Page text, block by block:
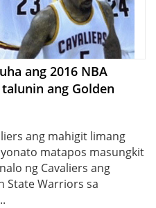
ang 2016 NBA
ang Golden
ang mahigit limang
matapos masungkit
ng Cavaliers ang
State Warriors sa